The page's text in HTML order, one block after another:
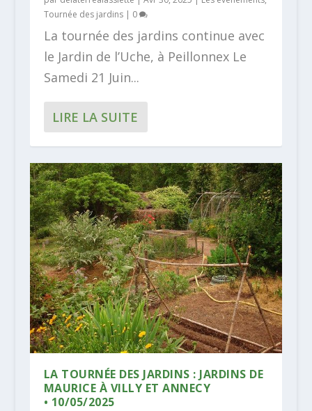
Tournée des jardins| 0
La tournée des jardins continue avec
le Jardin de l’Uche, à Peillonnex Le
Samedi 21 Juin...
LIRE LA SUITE
LA TOURNÉE DES JARDINS : JARDINS DE
MAURICE À VILLY ET ANNECY
• 10/05/2025